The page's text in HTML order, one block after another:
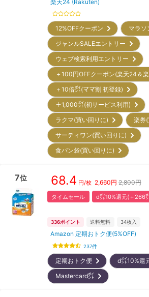
楽天24 (Rakuten)
12%OFFクーポン
マラ
ジャンルSALEエントリー
ウェブ検索利用エントリー
＋100円OFFクーポン(楽天24＆
＋10倍㌽(ママ割 初登録)
＋1,000㌽(初サービス利用)
ラクマ(買い回りに)
楽券
サーティワン(買い回りに)
食パン袋(買い回りに)
7位 68.4 円/枚 2,660円 2,800円
タイムセール d㌽10%還元(＋266
336ポイント 送料無料 34枚入
Amazon 定期おトク便(5%OFF)
237件
定期おトク便
d㌽10%
Mastercard㌽